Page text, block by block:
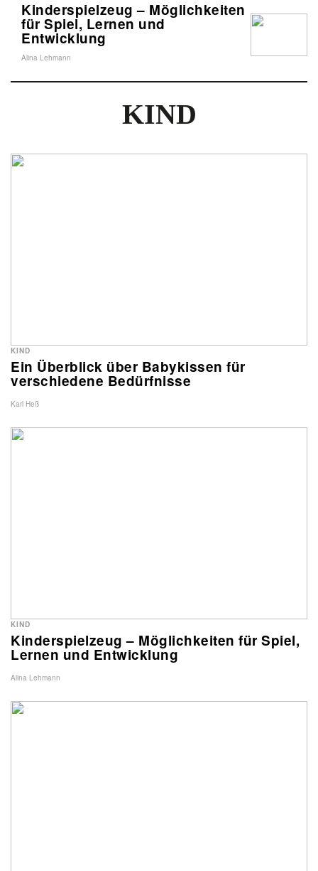
Kinderspielzeug – Möglichkeiten
für Spiel, Lernen und
Entwicklung
Alina Lehmann
KIND
Ein Überblick über Babykissen für
verschiedene Bedürfnisse
KIND
Karl Heß
Kinderspielzeug – Möglichkeiten für Spiel,
Lernen und Entwicklung
KIND
Alina Lehmann